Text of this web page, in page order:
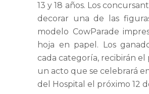
13 y 18 años. Los
decorar una de las
modelo CowParade
hoja en papel. Los
cada categoría, recibirán el
un acto que se celebrará
del Hospital el próximo 12